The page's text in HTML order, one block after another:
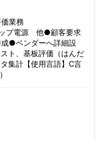
業務
ップ電源 他●顧客要求
●ベンダーへ詳細設
ト、基板評価（はんだ
集計【使用言語】C言